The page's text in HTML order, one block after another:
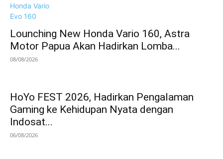
Lounching New Honda Vario 160, Astra
Motor Papua Akan Hadirkan Lomba...
08/08/2026
HoYo FEST 2026, Hadirkan Pengalaman
Gaming ke Kehidupan Nyata dengan
Indosat...
06/08/2026